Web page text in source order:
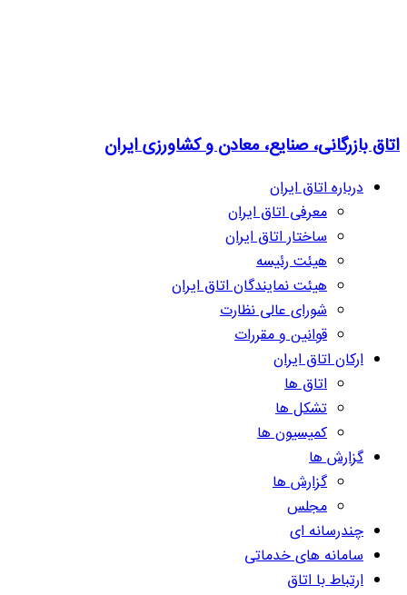
اتاق بازرگانی، صنایع، معادن و کشاورزی ایران
درباره اتاق ایران
معرفی اتاق ایران
ساختار اتاق ایران
هیئت رئیسه
هیئت نمایندگان اتاق ایران
شورای عالی نظارت
قوانین و مقررات
ارکان اتاق ایران
اتاق ها
تشکل ها
کمیسیون ها
گزارش ها
گزارش ها
مجلس
چندرسانه ای
سامانه های خدماتی
ارتباط با اتاق